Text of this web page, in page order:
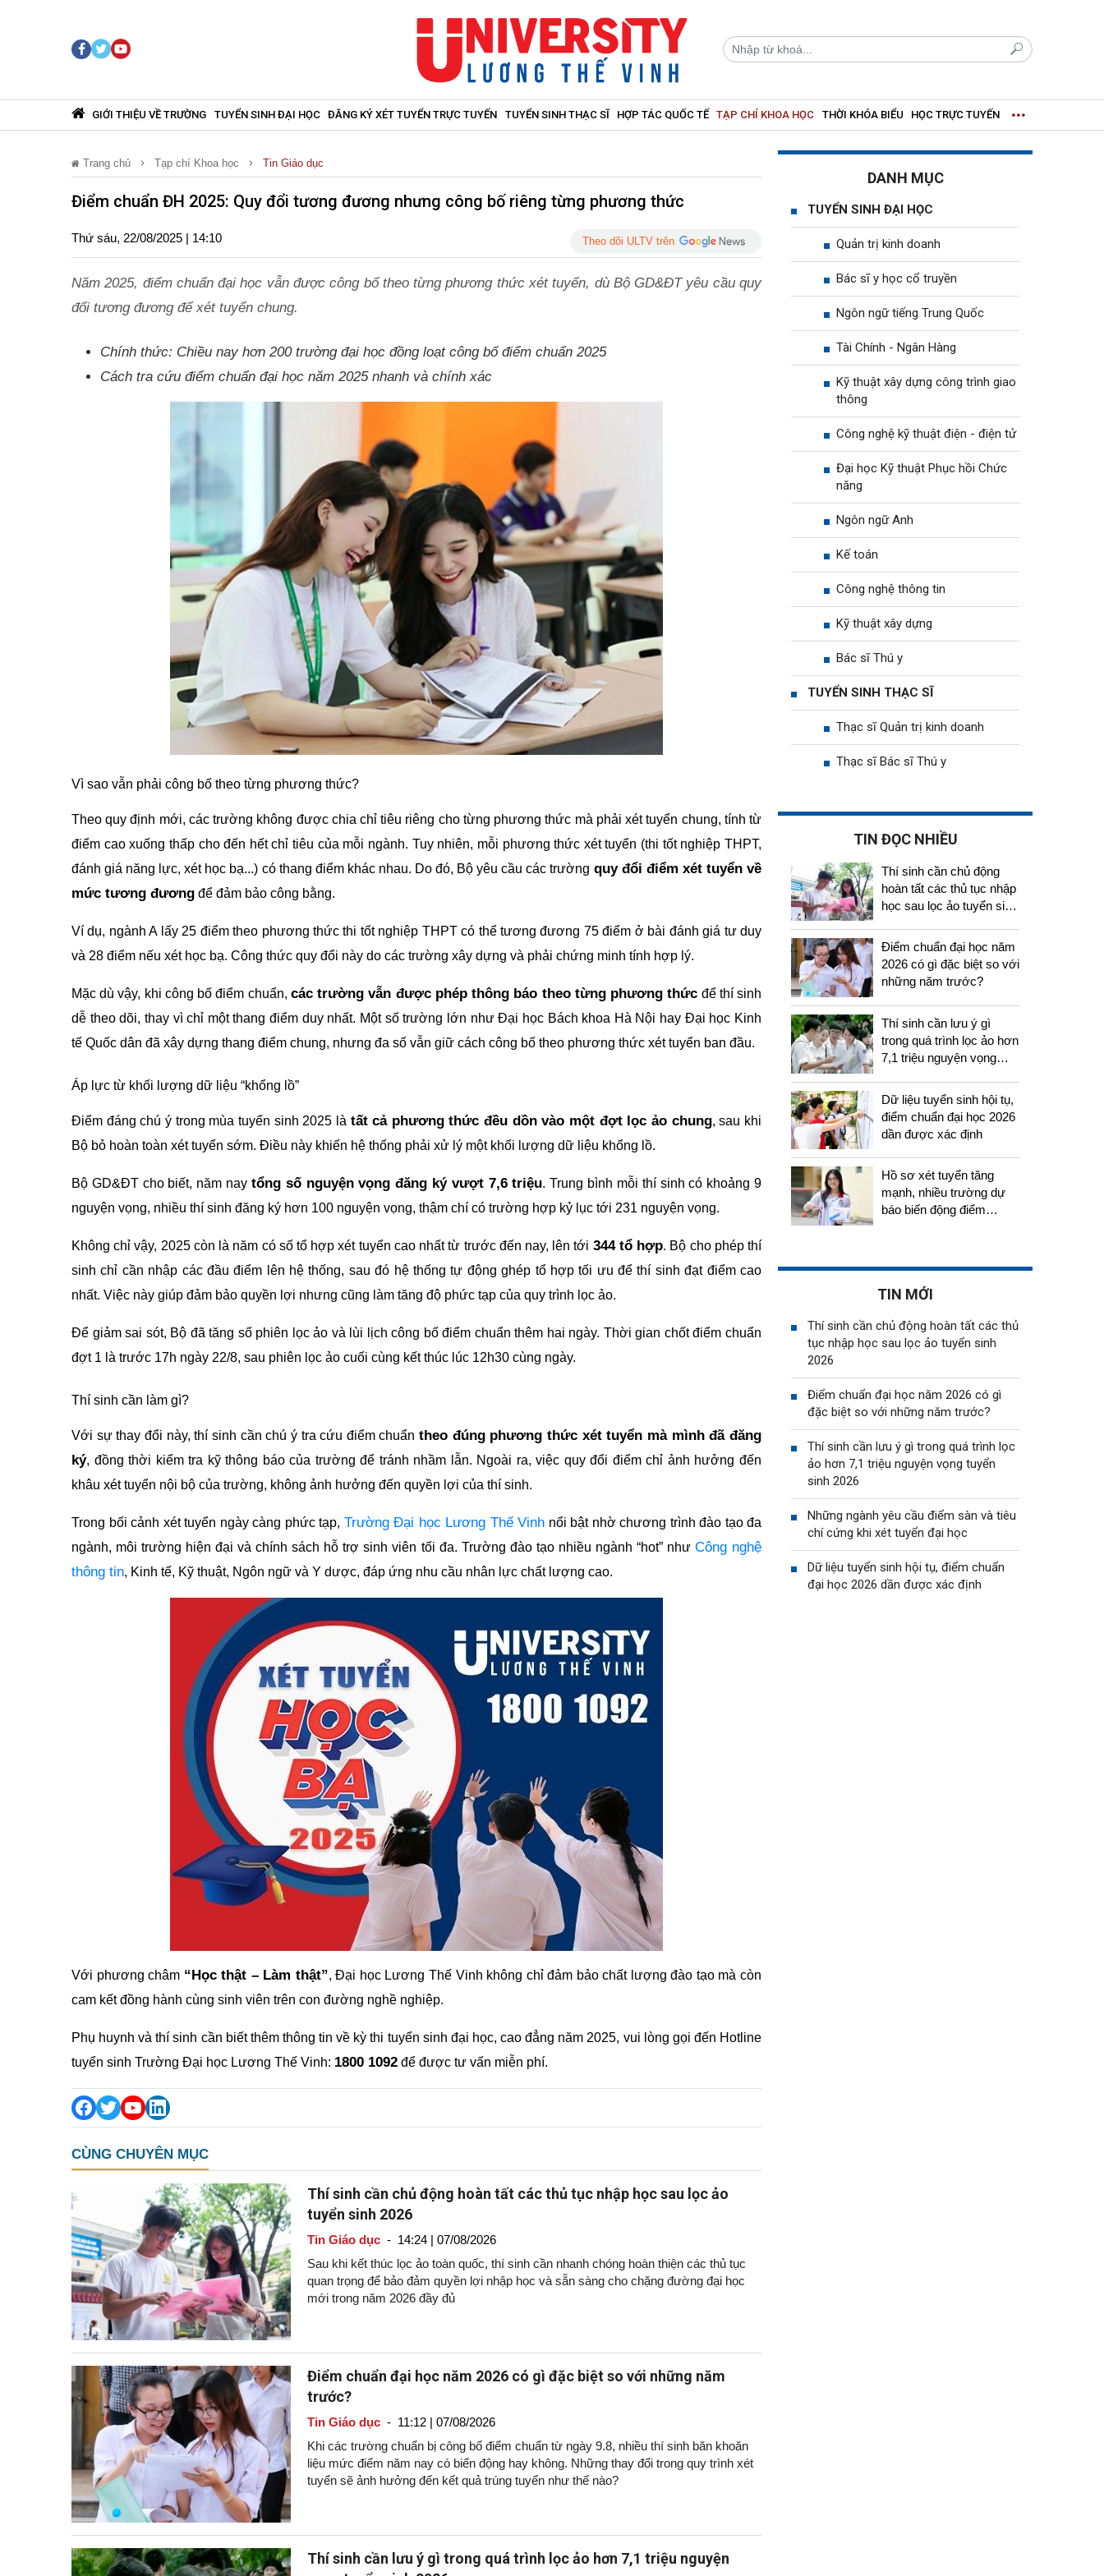
GIỚI THIỆU VỀ TRƯỜNG TUYỂN SINH ĐẠI HỌC ĐĂNG KÝ XÉT TUYỂN TRỰC TUYẾN TUYỂN SINH THẠC SĨ HỢP TÁC QUỐC TẾ TẠP CHÍ KHOA HỌC THỜI KHÓA BIỂU HỌC TRỰC TUYẾN
Trang chủ Tạp chí Khoa học Tin Giáo dục
Điểm chuẩn ĐH 2025: Quy đổi tương đương nhưng công bố riêng từng phương thức
Thứ sáu, 22/08/2025 | 14:10 Theo dõi ULTV trên
Năm 2025, điểm chuẩn đại học vẫn được công bố theo từng phương thức xét tuyển, dù Bộ GD&ĐT yêu cầu quy
đổi tương đương để xét tuyển chung.
Chính thức: Chiều nay hơn 200 trường đại học đồng loạt công bố điểm chuẩn 2025
Cách tra cứu điểm chuẩn đại học năm 2025 nhanh và chính xác
Vì sao vẫn phải công bố theo từng phương thức?
Theo quy định mới, các trường không được chia chỉ tiêu riêng cho từng phương thức mà phải xét tuyển chung, tính từ
điểm cao xuống thấp cho đến hết chỉ tiêu của mỗi ngành. Tuy nhiên, mỗi phương thức xét tuyển (thi tốt nghiệp THPT,
đánh giá năng lực, xét học bạ...) có thang điểm khác nhau. Do đó, Bộ yêu cầu các trường quy đổi điểm xét tuyển về
mức tương đương để đảm bảo công bằng.
Ví dụ, ngành A lấy 25 điểm theo phương thức thi tốt nghiệp THPT có thể tương đương 75 điểm ở bài đánh giá tư duy
và 28 điểm nếu xét học bạ. Công thức quy đổi này do các trường xây dựng và phải chứng minh tính hợp lý.
Mặc dù vậy, khi công bố điểm chuẩn, các trường vẫn được phép thông báo theo từng phương thức để thí sinh
dễ theo dõi, thay vì chỉ một thang điểm duy nhất. Một số trường lớn như Đại học Bách khoa Hà Nội hay Đại học Kinh
tế Quốc dân đã xây dựng thang điểm chung, nhưng đa số vẫn giữ cách công bố theo phương thức xét tuyển ban đầu.
Áp lực từ khối lượng dữ liệu “khổng lồ”
Điểm đáng chú ý trong mùa tuyển sinh 2025 là tất cả phương thức đều dồn vào một đợt lọc ảo chung, sau khi
Bộ bỏ hoàn toàn xét tuyển sớm. Điều này khiến hệ thống phải xử lý một khối lượng dữ liệu khổng lồ.
Bộ GD&ĐT cho biết, năm nay tổng số nguyện vọng đăng ký vượt 7,6 triệu. Trung bình mỗi thí sinh có khoảng 9
nguyện vọng, nhiều thí sinh đăng ký hơn 100 nguyện vọng, thậm chí có trường hợp kỷ lục tới 231 nguyện vọng.
Không chỉ vậy, 2025 còn là năm có số tổ hợp xét tuyển cao nhất từ trước đến nay, lên tới 344 tổ hợp. Bộ cho phép thí
sinh chỉ cần nhập các đầu điểm lên hệ thống, sau đó hệ thống tự động ghép tổ hợp tối ưu để thí sinh đạt điểm cao
nhất. Việc này giúp đảm bảo quyền lợi nhưng cũng làm tăng độ phức tạp của quy trình lọc ảo.
Để giảm sai sót, Bộ đã tăng số phiên lọc ảo và lùi lịch công bố điểm chuẩn thêm hai ngày. Thời gian chốt điểm chuẩn
đợt 1 là trước 17h ngày 22/8, sau phiên lọc ảo cuối cùng kết thúc lúc 12h30 cùng ngày.
Thí sinh cần làm gì?
Với sự thay đổi này, thí sinh cần chú ý tra cứu điểm chuẩntheo đúng phương thức xét tuyển mà mình đã đăng
ký, đồng thời kiểm tra kỹ thông báo của trường để tránh nhầm lẫn. Ngoài ra, việc quy đổi điểm chỉ ảnh hưởng đến
khâu xét tuyển nội bộ của trường, không ảnh hưởng đến quyền lợi của thí sinh.
Trong bối cảnh xét tuyển ngày càng phức tạp, Trường Đại học Lương Thế Vinh nổi bật nhờ chương trình đào tạo đa
ngành, môi trường hiện đại và chính sách hỗ trợ sinh viên tối đa. Trường đào tạo nhiều ngành “hot” như Công nghệ
thông tin, Kinh tế, Kỹ thuật, Ngôn ngữ và Y dược, đáp ứng nhu cầu nhân lực chất lượng cao.
Với phương châm “Học thật – Làm thật”, Đại học Lương Thế Vinh không chỉ đảm bảo chất lượng đào tạo mà còn
cam kết đồng hành cùng sinh viên trên con đường nghề nghiệp.
Phụ huynh và thí sinh cần biết thêm thông tin về kỳ thi tuyển sinh đại học, cao đẳng năm 2025, vui lòng gọi đến Hotline
tuyển sinh Trường Đại học Lương Thế Vinh: 1800 1092 để được tư vấn miễn phí.
CÙNG CHUYÊN MỤC
Thí sinh cần chủ động hoàn tất các thủ tục nhập học sau lọc ảo
tuyển sinh 2026
Tin Giáo dục- 14:24 | 07/08/2026
Sau khi kết thúc lọc ảo toàn quốc, thí sinh cần nhanh chóng hoàn thiện các thủ tục
quan trọng để bảo đảm quyền lợi nhập học và sẵn sàng cho chặng đường đại học
mới trong năm 2026 đầy đủ
Điểm chuẩn đại học năm 2026 có gì đặc biệt so với những năm
trước?
Tin Giáo dục- 11:12 | 07/08/2026
Khi các trường chuẩn bị công bố điểm chuẩn từ ngày 9.8, nhiều thí sinh băn khoăn
liệu mức điểm năm nay có biến động hay không. Những thay đổi trong quy trình xét
tuyển sẽ ảnh hưởng đến kết quả trúng tuyển như thế nào?
Thí sinh cần lưu ý gì trong quá trình lọc ảo hơn 7,1 triệu nguyện
DANH MỤC
TUYỂN SINH ĐẠI HỌC
Quản trị kinh doanh
Bác sĩ y học cổ truyền
Ngôn ngữ tiếng Trung Quốc
Tài Chính - Ngân Hàng
Kỹ thuật xây dựng công trình giao
thông
Công nghệ kỹ thuật điện - điện tử
Đại học Kỹ thuật Phục hồi Chức
năng
Ngôn ngữ Anh
Kế toán
Công nghệ thông tin
Kỹ thuật xây dựng
Bác sĩ Thú y
TUYỂN SINH THẠC SĨ
Thạc sĩ Quản trị kinh doanh
Thạc sĩ Bác sĩ Thú y
TIN ĐỌC NHIỀU
Thí sinh cần chủ động
hoàn tất các thủ tục nhập
học sau lọc ảo tuyển sinh
Điểm chuẩn đại học năm
2026 có gì đặc biệt so với
những năm trước?
Thí sinh cần lưu ý gì
trong quá trình lọc ảo hơn
7,1 triệu nguyện vọng
Dữ liệu tuyển sinh hội tụ,
điểm chuẩn đại học 2026
dần được xác định
Hồ sơ xét tuyển tăng
mạnh, nhiều trường dự
báo biến động điểm
TIN MỚI
Thí sinh cần chủ động hoàn tất các thủ
tục nhập học sau lọc ảo tuyển sinh
2026
Điểm chuẩn đại học năm 2026 có gì
đặc biệt so với những năm trước?
Thí sinh cần lưu ý gì trong quá trình lọc
ảo hơn 7,1 triệu nguyện vọng tuyển
sinh 2026
Những ngành yêu cầu điểm sàn và tiêu
chí cứng khi xét tuyển đại học
Dữ liệu tuyển sinh hội tụ, điểm chuẩn
đại học 2026 dần được xác định